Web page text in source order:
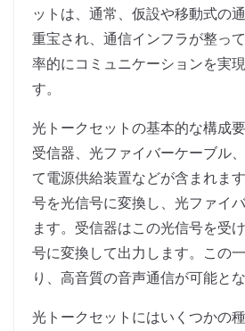
ットは、通常、仮設や移動式の
重宝され、通信インフラが整っ
率的にコミュニケーションを実
す。
光トークセットの基本的な構成
受信器、光ファイバーケーブル
て電源供給装置などが含まれま
号を光信号に変換し、光ファイ
ます。受信器はこの光信号を受
号に変換して出力します。この
り、高音質の音声通信が可能とな
光トークセットにはいくつかの